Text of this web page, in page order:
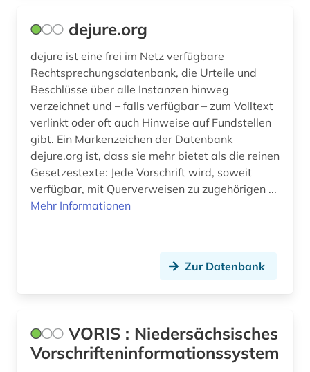
dejure.org
dejure ist eine frei im Netz verfügbare
Rechtsprechungsdatenbank, die Urteile und
Beschlüsse über alle Instanzen hinweg
verzeichnet und – falls verfügbar – zum Volltext
verlinkt oder oft auch Hinweise auf Fundstellen
gibt. Ein Markenzeichen der Datenbank
dejure.org ist, dass sie mehr bietet als die reinen
Gesetzestexte: Jede Vorschrift wird, soweit
verfügbar, mit Querverweisen zu zugehörigen ...
Mehr Informationen
Zur Datenbank
VORIS : Niedersächsisches
Vorschrifteninformationssystem